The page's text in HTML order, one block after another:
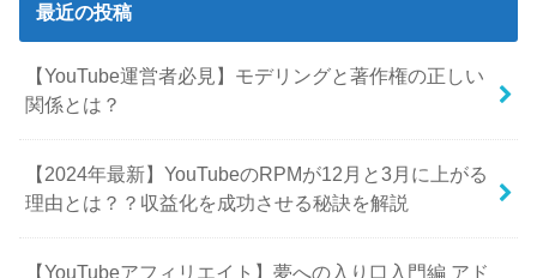
最近の投稿
【YouTube運営者必見】モデリングと著作権の正しい
関係とは？
【2024年最新】YouTubeのRPMが12月と3月に上がる
理由とは？？収益化を成功させる秘訣を解説
【YouTubeアフィリエイト】夢への入り口入門編 アド